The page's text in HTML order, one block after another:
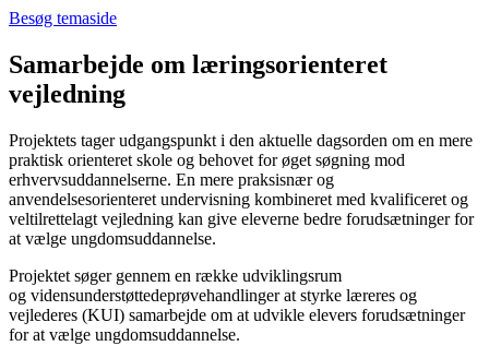
Besøg temaside
Samarbejde om læringsorienteret
vejledning
Projektets tager udgangspunkt i den aktuelle dagsorden om en mere
praktisk orienteret skole og behovet for øget søgning mod
erhvervsuddannelserne. En mere praksisnær og
anvendelsesorienteret undervisning kombineret med kvalificeret og
veltilrettelagt vejledning kan give eleverne bedre forudsætninger for
at vælge ungdomsuddannelse.
Projektet søger gennem en række udviklingsrum
og vidensunderstøttedeprøvehandlinger at styrke læreres og
vejlederes (KUI) samarbejde om at udvikle elevers forudsætninger
for at vælge ungdomsuddannelse.